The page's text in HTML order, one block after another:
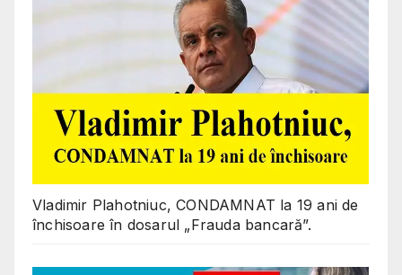
Vladimir Plahotniuc, CONDAMNAT la 19 ani de
închisoare în dosarul „Frauda bancară”.